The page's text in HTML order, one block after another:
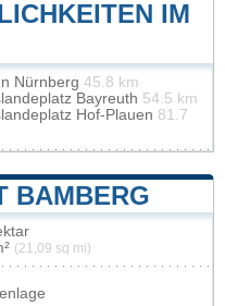
IM
Nürnberg 45.8 km
Bayreuth 54.5 km
Hof-Plauen 81.7
BAMBERG
(21,09 sq mi)